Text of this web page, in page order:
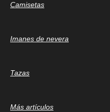
Camisetas
Imanes de nevera
Tazas
Más artículos